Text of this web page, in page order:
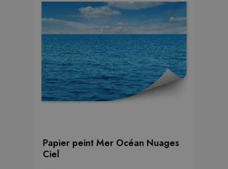
Papier peint Mer Océan Nuages
Ciel